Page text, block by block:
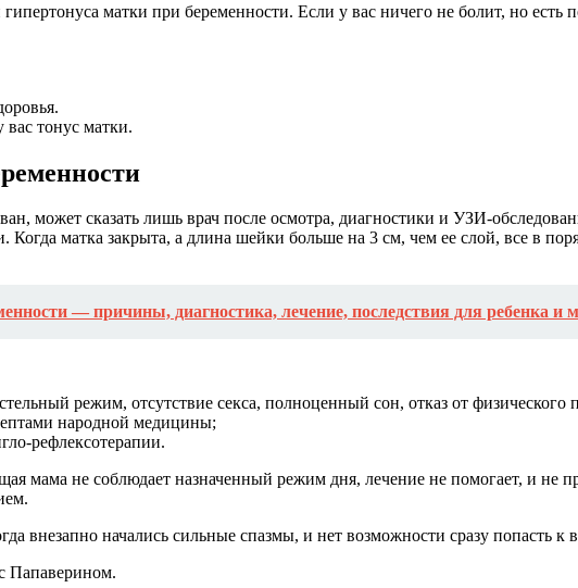
матки при беременности. Если у вас ничего не болит, но есть
тонус матки.
может сказать лишь врач после осмотра, диагностики и УЗИ-
матка закрыта, а длина шейки больше на 3 см, чем ее слой, все в
— причины, диагностика, лечение, последствия для ребенка и
режим, отсутствие секса, полноценный сон, отказ от физического
народной медицины;
рефлексотерапии.
мама не соблюдает назначенный режим дня, лечение не помогает, и не
внезапно начались сильные спазмы, и нет возможности сразу попасть к
Папаверином.